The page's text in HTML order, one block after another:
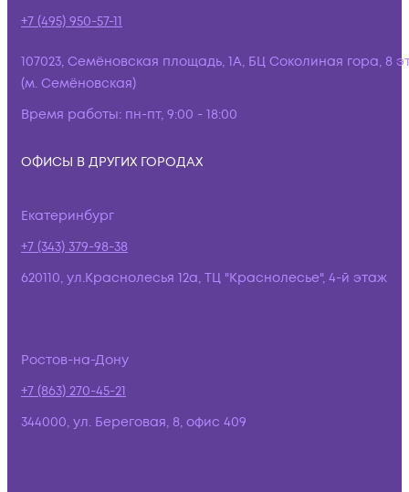
+7 (495) 950-57-11
107023, Семёновская площадь, 1А, БЦ Соколиная гора, 8
(м. Семёновская)
Время работы: пн-пт, 9:00 - 18:00
ОФИСЫ В ДРУГИХ ГОРОДАХ
Екатеринбург
+7 (343) 379-98-38
620110, ул.Краснолесья 12а, ТЦ "Краснолесье", 4-й этаж
Ростов-на-Дону
+7 (863) 270-45-21
344000, ул. Береговая, 8, офис 409